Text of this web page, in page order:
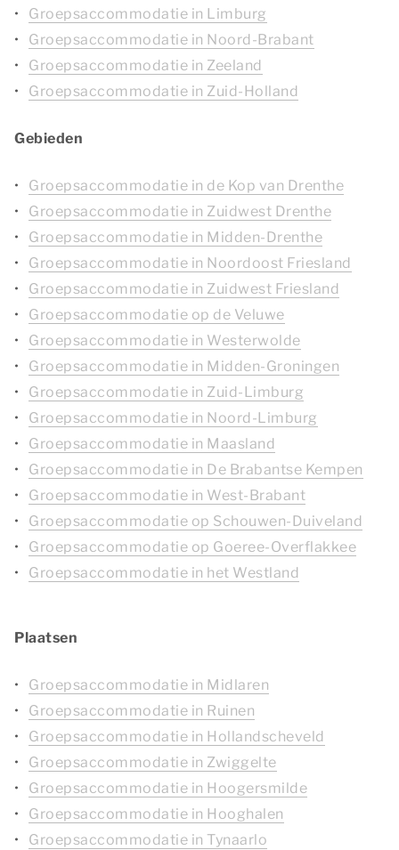
Groepsaccommodatie in Limburg
Groepsaccommodatie in Noord-Brabant
Groepsaccommodatie in Zeeland
Groepsaccommodatie in Zuid-Holland
Gebieden
Groepsaccommodatie in de Kop van Drenthe
Groepsaccommodatie in Zuidwest Drenthe
Groepsaccommodatie in Midden-Drenthe
Groepsaccommodatie in Noordoost Friesland
Groepsaccommodatie in Zuidwest Friesland
Groepsaccommodatie op de Veluwe
Groepsaccommodatie in Westerwolde
Groepsaccommodatie in Midden-Groningen
Groepsaccommodatie in Zuid-Limburg
Groepsaccommodatie in Noord-Limburg
Groepsaccommodatie in Maasland
Groepsaccommodatie in De Brabantse Kempen
Groepsaccommodatie in West-Brabant
Groepsaccommodatie op Schouwen-Duiveland
Groepsaccommodatie op Goeree-Overflakkee
Groepsaccommodatie in het Westland
Plaatsen
Groepsaccommodatie in Midlaren
Groepsaccommodatie in Ruinen
Groepsaccommodatie in Hollandscheveld
Groepsaccommodatie in Zwiggelte
Groepsaccommodatie in Hoogersmilde
Groepsaccommodatie in Hooghalen
Groepsaccommodatie in Tynaarlo